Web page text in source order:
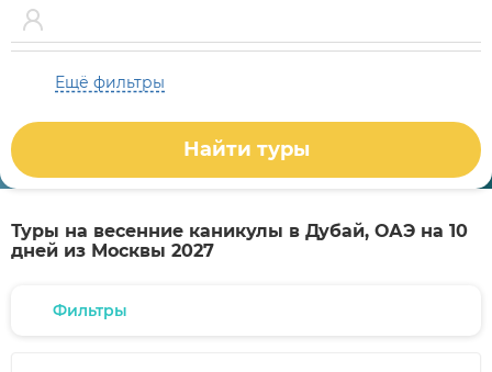
Ещё фильтры
Найти туры
Туры на весенние каникулы в Дубай, ОАЭ на 10
дней из Москвы 2027
Фильтры